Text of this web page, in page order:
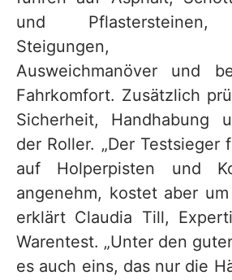
und Pflastersteinen,
Steigungen,
Ausweichmanöver und
Fahrkomfort. Zusätzlich
Sicherheit, Handhabung
der Roller. „Der Testsieger
auf Holperpisten und
angenehm, kostet aber
erklärt Claudia Till,
Warentest. „Unter den
es auch eins, das nur die